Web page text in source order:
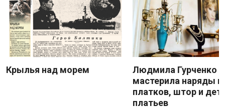
Крылья над морем
Людмила Гурченко
мастерила наряды
платков, штор и
платьев